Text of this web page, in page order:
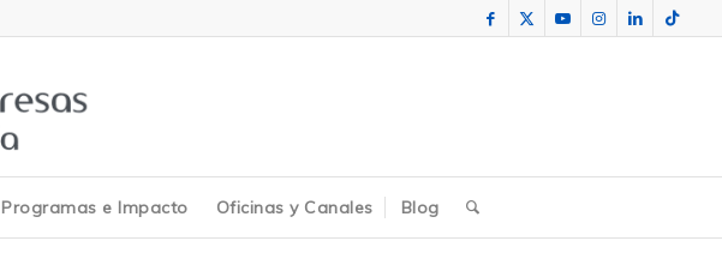
Programas e Impacto Oficinas y Canales Blog